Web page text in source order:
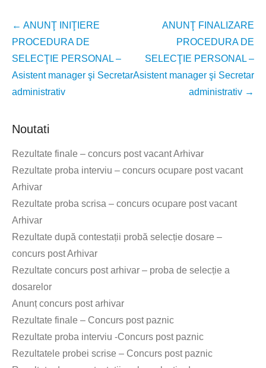
Post
navigation
← ANUNŢ INIŢIERE
PROCEDURA DE
SELECŢIE PERSONAL –
Asistent manager şi Secretar
administrativ
ANUNŢ FINALIZARE
PROCEDURA DE
SELECŢIE PERSONAL –
Asistent manager şi Secretar
administrativ →
Noutati
Rezultate finale – concurs post vacant Arhivar
Rezultate proba interviu – concurs ocupare post vacant
Arhivar
Rezultate proba scrisa – concurs ocupare post vacant
Arhivar
Rezultate după contestații probă selecție dosare –
concurs post Arhivar
Rezultate concurs post arhivar – proba de selecție a
dosarelor
Anunț concurs post arhivar
Rezultate finale – Concurs post paznic
Rezultate proba interviu -Concurs post paznic
Rezultatele probei scrise – Concurs post paznic